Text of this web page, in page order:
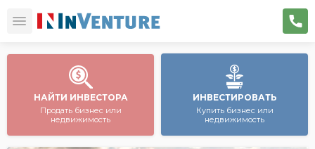
НАЙТИ ИНВЕСТОРА
Продать бизнес или
недвижимость
ИНВЕСТИРОВАТЬ
Купить бизнес или
недвижимость